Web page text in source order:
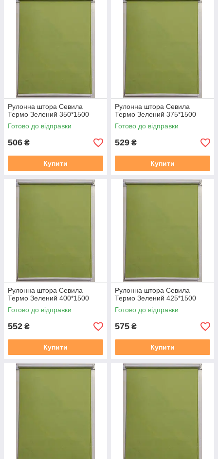
Рулонна штора Севила
Термо Зелений 350*1500
Готово до відправки
506 ₴
Купити
Рулонна штора Севила
Термо Зелений 375*1500
Готово до відправки
529 ₴
Купити
Рулонна штора Севила
Термо Зелений 400*1500
Готово до відправки
552 ₴
Купити
Рулонна штора Севила
Термо Зелений 425*1500
Готово до відправки
575 ₴
Купити